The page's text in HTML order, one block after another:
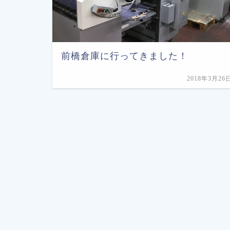
前橋倉庫に行ってきました！
2018年3月26